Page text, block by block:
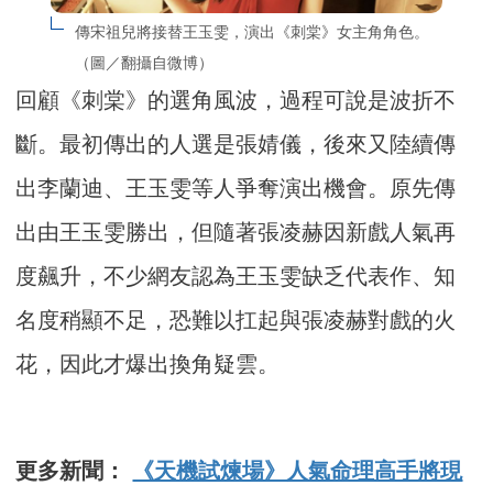
傳宋祖兒將接替王玉雯，演出《刺棠》女主角角色。
（圖／翻攝自微博）
回顧《刺棠》的選角風波，過程可說是波折不
斷。最初傳出的人選是張婧儀，後來又陸續傳
出李蘭迪、王玉雯等人爭奪演出機會。原先傳
出由王玉雯勝出，但隨著張凌赫因新戲人氣再
度飆升，不少網友認為王玉雯缺乏代表作、知
名度稍顯不足，恐難以扛起與張凌赫對戲的火
花，因此才爆出換角疑雲。
更多新聞：
《天機試煉場》人氣命理高手將現